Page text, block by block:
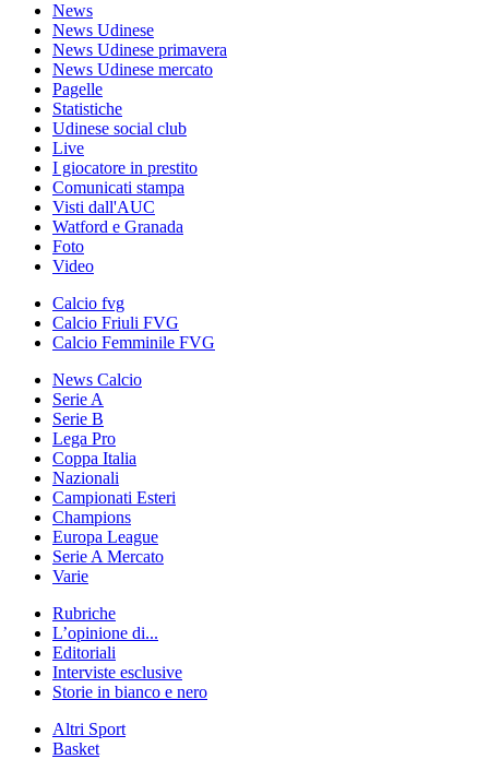
News
News Udinese
News Udinese primavera
News Udinese mercato
Pagelle
Statistiche
Udinese social club
Live
I giocatore in prestito
Comunicati stampa
Visti dall'AUC
Watford e Granada
Foto
Video
Calcio fvg
Calcio Friuli FVG
Calcio Femminile FVG
News Calcio
Serie A
Serie B
Lega Pro
Coppa Italia
Nazionali
Campionati Esteri
Champions
Europa League
Serie A Mercato
Varie
Rubriche
L’opinione di...
Editoriali
Interviste esclusive
Storie in bianco e nero
Altri Sport
Basket